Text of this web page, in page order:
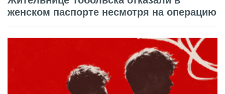
женском паспорте несмотря на операцию